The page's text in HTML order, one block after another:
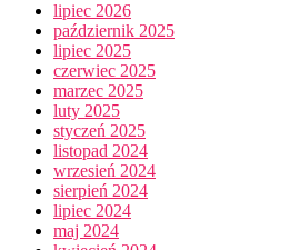
lipiec 2026
październik 2025
lipiec 2025
czerwiec 2025
marzec 2025
luty 2025
styczeń 2025
listopad 2024
wrzesień 2024
sierpień 2024
lipiec 2024
maj 2024